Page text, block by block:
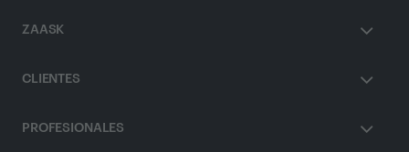
ZAASK
CLIENTES
PROFESIONALES